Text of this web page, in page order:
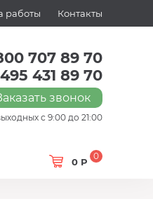
работы Контакты
707 89 70
431 89 70
звонок
с 9:00 до 21:00
0 Р
0